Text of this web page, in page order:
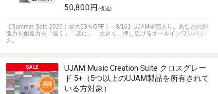
50,800円 (税込)
【Summer Sale 2026！最大93％OFF！～8/16】UJAM全部入り。あなたの創
造力を創造力を「速く」「楽に」「大きく」押し広げるオールインワンパッ
ク。
UJAM Music Creation Suite クロスグレー
ド 5+（5つ以上のUJAM製品を所有されて
いる方対象）